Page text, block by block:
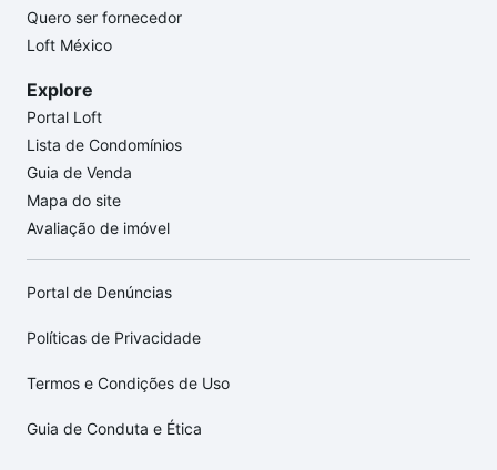
Quero ser fornecedor
Loft México
Explore
Portal Loft
Lista de Condomínios
Guia de Venda
Mapa do site
Avaliação de imóvel
Portal de Denúncias
Políticas de Privacidade
Termos e Condições de Uso
Guia de Conduta e Ética